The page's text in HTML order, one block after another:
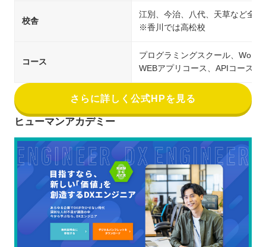
校舎
江別、今治、八代、天草など全国
※香川では高松校
コース
プログラミングスクール、
WEBアプリコース、APIコース
さらに詳しく公式HPを見る
ヒューマンアカデミー